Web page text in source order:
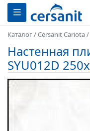
Каталог/Cersanit Cariota/
Настенная
SYU012D